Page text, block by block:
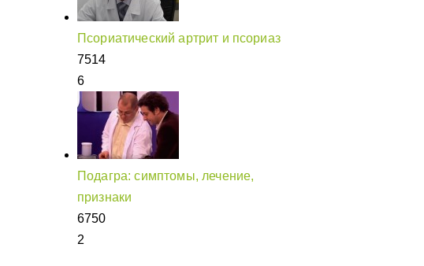
Псориатический артрит и псориаз
7514
6
Подагра: симптомы, лечение,
признаки
6750
2